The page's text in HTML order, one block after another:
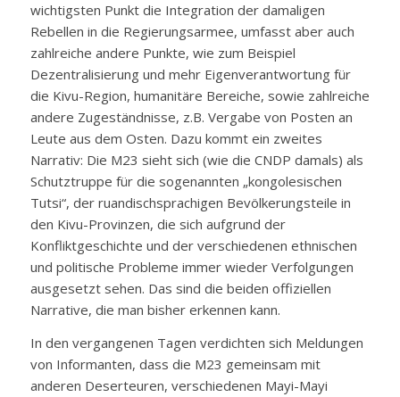
wichtigsten Punkt die Integration der damaligen
Rebellen in die Regierungsarmee, umfasst aber auch
zahlreiche andere Punkte, wie zum Beispiel
Dezentralisierung und mehr Eigenverantwortung für
die Kivu-Region, humanitäre Bereiche, sowie zahlreiche
andere Zugeständnisse, z.B. Vergabe von Posten an
Leute aus dem Osten. Dazu kommt ein zweites
Narrativ: Die M23 sieht sich (wie die CNDP damals) als
Schutztruppe für die sogenannten „kongolesischen
Tutsi“, der ruandischsprachigen Bevölkerungsteile in
den Kivu-Provinzen, die sich aufgrund der
Konfliktgeschichte und der verschiedenen ethnischen
und politische Probleme immer wieder Verfolgungen
ausgesetzt sehen. Das sind die beiden offiziellen
Narrative, die man bisher erkennen kann.
In den vergangenen Tagen verdichten sich Meldungen
von Informanten, dass die M23 gemeinsam mit
anderen Deserteuren, verschiedenen Mayi-Mayi